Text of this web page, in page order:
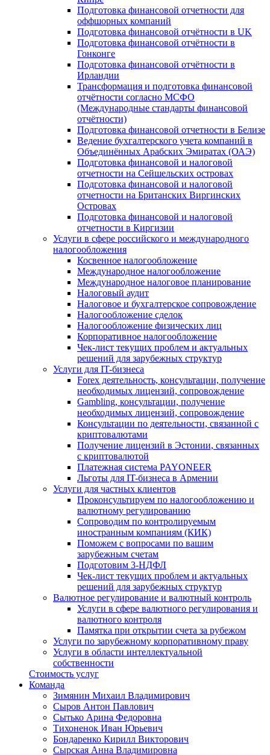
Подготовка финансовой отчетности для
оффшорных компаний
Подготовка финансовой отчётности в UK
Подготовка финансовой отчётности в
Гонконге
Подготовка финансовой отчётности в
Ирландии
Трансформация и подготовка финансовой
отчётности согласно МСФО
(Международные стандарты финансовой
отчётности)
Подготовка финансовой отчетности в Белизе
Ведение бухгалтерского учета компаний в
Объединённых Арабских Эмиратах (ОАЭ)
Подготовка финансовой и налоговой
отчетности на Сейшельских островах
Подготовка финансовой и налоговой
отчетности на Британских Виргинских
Островах
Подготовка финансовой и налоговой
отчетности в Киргизии
Услуги в сфере российского и международного
налогообложения
Косвенное налогообложение
Международное налогообложение
Международное налоговое планирование
Налоговый аудит
Налоговое и бухгалтерское сопровождение
Налогообложение сделок
Налогообложение физических лиц
Корпоративное налогообложение
Чек-лист текущих проблем и актуальных
решений для зарубежных структур
Услуги для IT-бизнеса
Forex деятельность, консультации, получение
необходимых лицензий, сопровождение
Gambling, консультации, получение
необходимых лицензий, сопровождение
Консультации по деятельности, связанной с
криптовалютами
Получение лицензий в Эстонии, связанных
с криптовалютой
Платежная система PAYONEER
Льготы для IT-бизнеса в Армении
Услуги для частных клиентов
Проконсультируем по налогообложению и
валютному регулированию
Сопроводим по контролируемым
иностранным компаниям (КИК)
Поможем с вопросами по вашим
зарубежным счетам
Подготовим 3-НДФЛ
Чек-лист текущих проблем и актуальных
решений для зарубежных структур
Валютное регулирование и валютный контроль
Услуги в сфере валютного регулирования и
валютного контроля
Памятка при открытии счета за рубежом
Услуги по зарубежному корпоративному праву
Услуги в области интеллектуальной
собственности
Стоимость услуг
Команда
Зимянин Михаил Владимирович
Сыров Антон Павлович
Сытько Арина Федоровна
Тихоненок Иван Юрьевич
Бондаренко Кирилл Викторович
Сырская Анна Владимировна